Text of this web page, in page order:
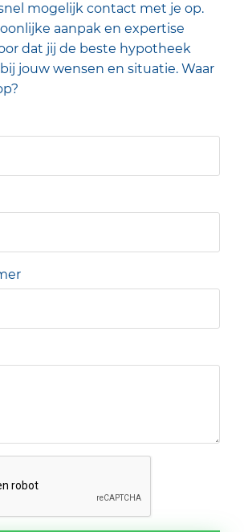
mogelijk contact met je op.
aanpak en expertise
dat jij de beste hypotheek
jouw wensen en situatie. Waar